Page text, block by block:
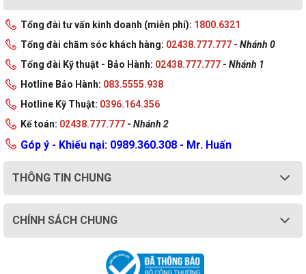
Tổng đài tư vấn kinh doanh (miễn phí): 1800.6321
Tổng đài chăm sóc khách hàng: 02438.777.777 - Nhánh 0
Tổng đài Kỹ thuật - Bảo Hành: 02438.777.777 - Nhánh 1
Hotline Bảo Hành: 083.5555.938
Hotline Kỹ Thuật: 0396.164.356
Kế toán: 02438.777.777 - Nhánh 2
Góp ý - Khiếu nại: 0989.360.308 - Mr. Huấn
THÔNG TIN CHUNG
CHÍNH SÁCH CHUNG